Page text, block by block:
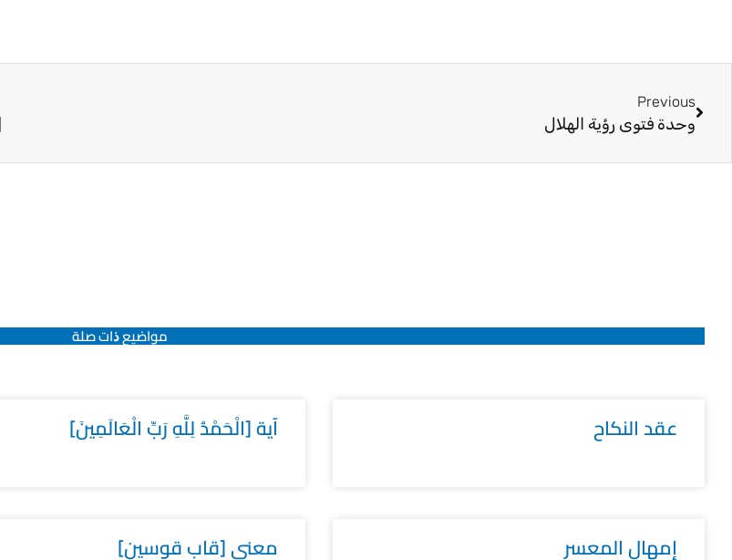
Previous
وحدة فتوى رؤية الهلال
مواضيع ﺫات صلة
عقد النكاح آية [الْحَمْدُ لِلَّهِ رَبِّ الْعَالَمِينَ]
إمهال المعسر معنى [قاب قوسين]